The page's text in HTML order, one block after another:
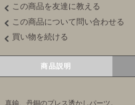
この商品を友達に教える
この商品について問い合わせる
買い物を続ける
商品説明
真鍮、丹銅のプレス透かしパーツ。